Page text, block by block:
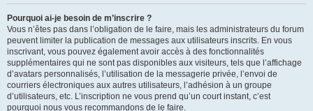
Pourquoi ai-je besoin de m’inscrire ?
Vous n’êtes pas dans l’obligation de le faire, mais les administrateurs du forum
peuvent limiter la publication de messages aux utilisateurs inscrits. En vous
inscrivant, vous pouvez également avoir accès à des fonctionnalités
supplémentaires qui ne sont pas disponibles aux visiteurs, tels que l’affichage
d’avatars personnalisés, l’utilisation de la messagerie privée, l’envoi de
courriers électroniques aux autres utilisateurs, l’adhésion à un groupe
d’utilisateurs, etc. L’inscription ne vous prend qu’un court instant, c’est
pourquoi nous vous recommandons de le faire.